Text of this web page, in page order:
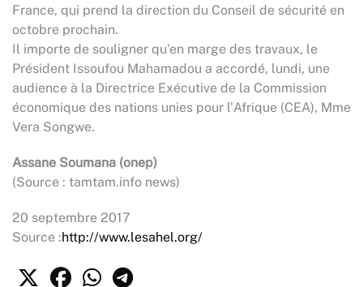
France, qui prend la direction du Conseil de sécurité en
octobre prochain.
Il importe de souligner qu'en marge des travaux, le
Président Issoufou Mahamadou a accordé, lundi, une
audience à la Directrice Exécutive de la Commission
économique des nations unies pour l'Afrique (CEA), Mme
Vera Songwe.
Assane Soumana (onep)
(Source : tamtam.info news)
20 septembre 2017
Source :http://www.lesahel.org/